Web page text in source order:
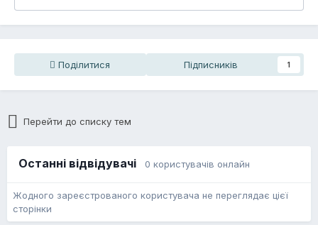
Поділитися Підписників 1
Перейти до списку тем
Останні відвідувачі 0 користувачів онлайн
Жодного зареєстрованого користувача не переглядає цієї
сторінки